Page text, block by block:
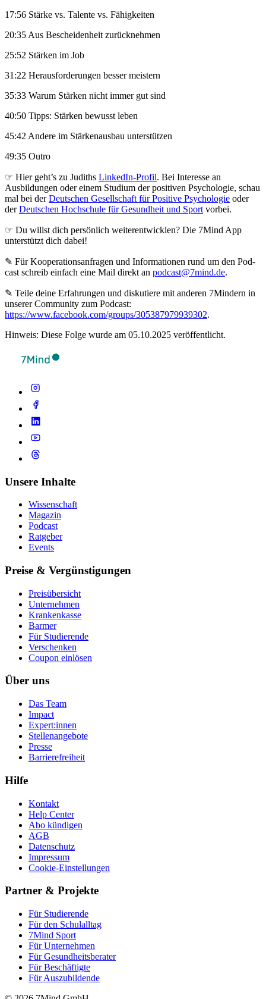
17:56 Stärke vs. Talente vs. Fähigkeiten
20:35 Aus Bescheidenheit zurücknehmen
25:52 Stärken im Job
31:22 Herausforderungen besser meistern
35:33 Warum Stärken nicht immer gut sind
40:50 Tipps: Stärken bewusst leben
45:42 Andere im Stärkenausbau unterstützen
49:35 Outro
☞ Hier geht’s zu Judiths LinkedIn-Profil. Bei Interesse an
Ausbildungen oder einem Studium der positiven Psychologie, schau
mal bei derDeutschen Gesellschaft für Positive Psychologie oder
derDeutschen Hochschule für Gesundheit und Sport vorbei.
☞ Du willst dich persönlich weiterentwicklen? Die 7Mind App
unterstützt dich dabei!
✎ Für Koope­ra­ti­ons­an­fra­gen und Infor­ma­tio­nen rund um den Pod­
cast schreib ein­fach eine Mail direkt an podcast@7mind.de.
✎ Teile deine Erfahrungen und diskutiere mit anderen 7Mindern in
unserer Community zum Podcast:
https://www.facebook.com/groups/305387979939302.
Hinweis: Diese Folge wurde am 05.10.2025 veröffentlicht.
Unsere Inhalte
Wissenschaft
Magazin
Podcast
Ratgeber
Events
Preise & Vergünstigungen
Preisübersicht
Unternehmen
Krankenkasse
Barmer
Für Studierende
Ver­schen­ken
Coupon einlösen
Über uns
Das Team
Impact
Expert:innen
Stellenangebote
Presse
Barrierefreiheit
Hilfe
Kontakt
Help Center
Abo kündigen
AGB
Datenschutz
Impressum
Cookie-Einstellungen
Partner & Projekte
Für Stu­die­rende
Für den Schulalltag
7Mind Sport
Für Unter­neh­men
Für Gesund­heits­be­ra­ter
Für Beschäftigte
Für Auszubildende